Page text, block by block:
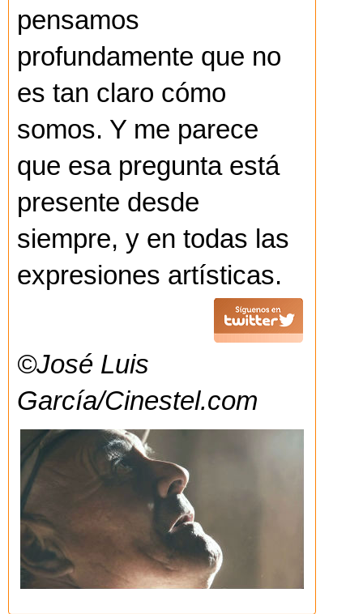
pensamos
profundamente que no
es tan claro cómo
somos. Y me parece
que esa pregunta está
presente desde
siempre, y en todas las
expresiones artísticas.
©José Luis
García/Cinestel.com